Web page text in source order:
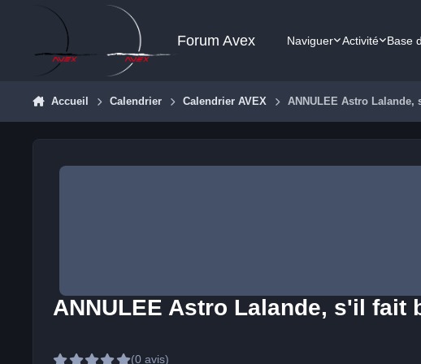
Aller au contenu
Forum Avex Naviguer Activité Base
Accueil Calendrier Calendrier AVEX ANNULEE Astro Lalande,
ANNULEE Astro Lalande, s'il fait
(0 avis)